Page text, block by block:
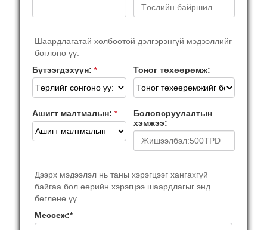
Шаардлагатай холбоотой дэлгэрэнгүй мэдээллийг
бөглөнө үү:
Бүтээгдэхүүн:* Тоног төхөөрөмж:
Ашигт малтмалын:*
Боловсруулалтын
хэмжээ:
Дээрх мэдээлэл нь таны хэрэгцээг хангахгүй
байгаа бол өөрийн хэрэгцээ шаардлагыг энд
бөглөнө үү.
Мессеж:*